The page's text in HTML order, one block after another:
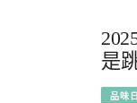
是
品味